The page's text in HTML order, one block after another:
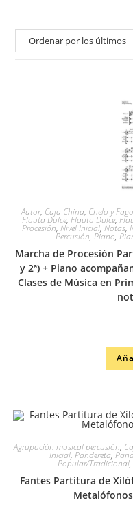
Autor, Caja China, Chelo y
Flauta Dulce, Flauta Dulce,
Procesión, Nivel Inicial, Notas,
Percusión, Piano,
Marcha de Procesión
y 2ª) + Piano
Clases de Música en
Agrupación musical percusión,
Inicial, Pandereta,
Popular/Tradicional,
Fantes Partitura de